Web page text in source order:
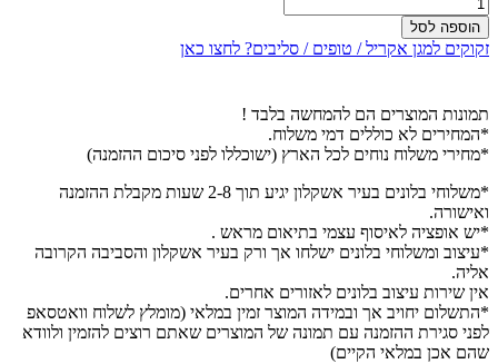
הוספה לסל
זקוקים למגן אקריל / טופים / סליבים? לחצו כאן
תמונות המוצרים הם להמחשה בלבד !
*המחירים לא כוללים דמי משלוח.
*מחירי משלוח נוחים לכל הארץ (ישוכללו לפני סיכום ההזמנה)
*משלוחי בלונים בעיר אשקלון יגיע תוך 2-8 שעות מקבלת ההזמנה
ואישורה.
*יש אופציה לאיסוף עצמי בתיאום מראש .
*עיצוב ומשלוחי בלונים ישלחו אך ורק בעיר אשקלון והסביבה הקרובה
אליה.
אין שירות עיצוב בלונים לאזורים אחרים.
*התשלום יחויב אך ובמידה המוצר זמין במלאי (מומלץ לשלוח וואטסאפ
לפני סגירת ההזמנה עם תמונה של המוצרים שאתם רוצים להזמין ולוודא
שהם אכן במלאי הקיים)